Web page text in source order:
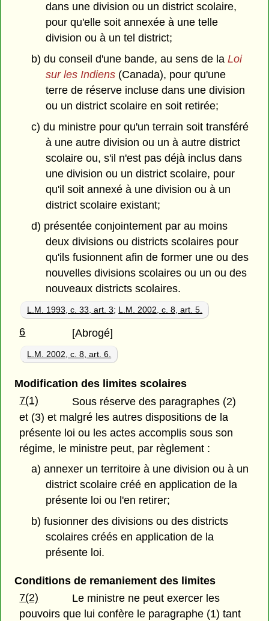
dans une division ou un district scolaire,
pour qu'elle soit annexée à une telle
division ou à un tel district;
b) du conseil d'une bande, au sens de la Loi
sur les Indiens (Canada), pour qu'une
terre de réserve incluse dans une division
ou un district scolaire en soit retirée;
c) du ministre pour qu'un terrain soit transféré
à une autre division ou un à autre district
scolaire ou, s'il n'est pas déjà inclus dans
une division ou un district scolaire, pour
qu'il soit annexé à une division ou à un
district scolaire existant;
d) présentée conjointement par au moins
deux divisions ou districts scolaires pour
qu'ils fusionnent afin de former une ou des
nouvelles divisions scolaires ou un ou des
nouveaux districts scolaires.
L.M. 1993, c. 33, art. 3; L.M. 2002, c. 8, art. 5.
6 [Abrogé]
L.M. 2002, c. 8, art. 6.
Modification des limites scolaires
7(1)
Sous réserve des paragraphes (2)
et (3) et malgré les autres dispositions de la
présente loi ou les actes accomplis sous son
régime, le ministre peut, par règlement :
a) annexer un territoire à une division ou à un
district scolaire créé en application de la
présente loi ou l'en retirer;
b) fusionner des divisions ou des districts
scolaires créés en application de la
présente loi.
Conditions de remaniement des limites
7(2)
Le ministre ne peut exercer les
pouvoirs que lui confère le paragraphe (1) tant